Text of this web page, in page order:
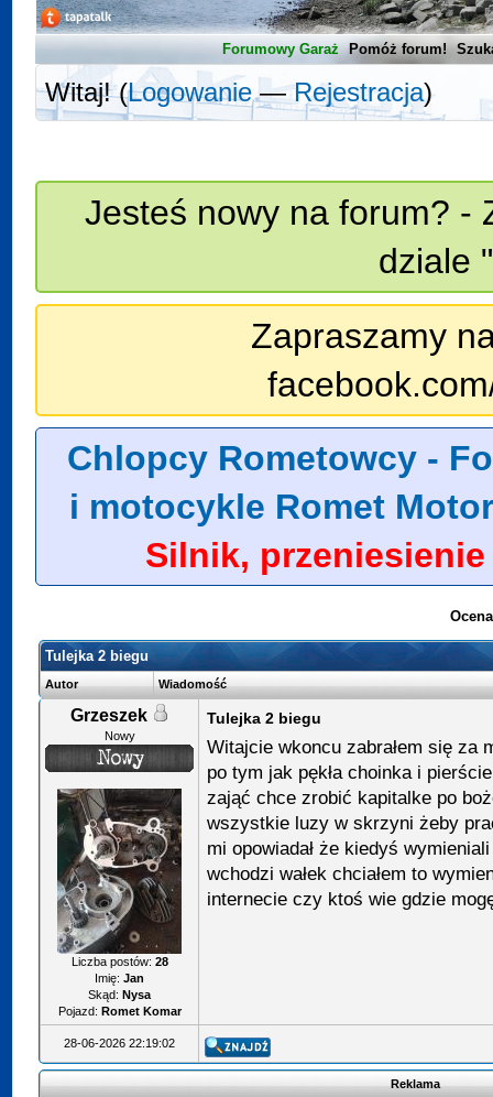
Forumowy Garaż Pomóż forum!
Witaj! (Logowanie—Rejestracja)
Jesteś nowy na forum? -
dziale
Zapraszamy
Chlopcy Rometowcy -
i motocykle Romet
Silnik,
Tulejka 2 biegu
Autor Wiadomość
Grzeszek
Nowy
Liczba postów: 28
Imię: Jan
Skąd: Nysa
Pojazd: Romet Komar
Tulejka 2 biegu
Witajcie wkoncu zabrałem się za
po tym jak pękła choinka i
zająć chce zrobić kapitalke po
wszystkie luzy w skrzyni żeby
mi opowiadał że kiedyś
wchodzi wałek chciałem to
internecie czy ktoś wie gdzie
28-06-2026 22:19:02
Reklama